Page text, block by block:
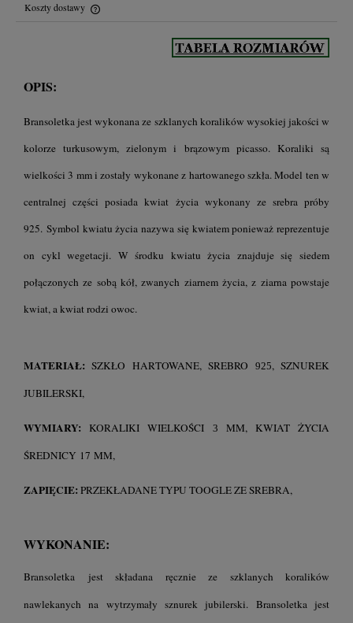
Koszty dostawy
Cena nie zawiera ewentualnych kosztów płatności
OPIS:
Bransoletka jest wykonana ze szklanych koralików wysokiej jakości w
kolorze turkusowym, zielonym i brązowym picasso. Koraliki są
wielkości 3 mm i zostały wykonane z hartowanego szkła. Model ten w
centralnej części posiada kwiat życia wykonany ze srebra próby
925. Symbol kwiatu życia nazywa się kwiatem ponieważ reprezentuje
on cykl wegetacji. W środku kwiatu życia znajduje się siedem
połączonych ze sobą kół, zwanych ziarnem życia, z ziarna powstaje
kwiat, a kwiat rodzi owoc.
MATERIAŁ: SZKŁO HARTOWANE, SREBRO 925, SZNUREK
JUBILERSKI,
WYMIARY: KORALIKI WIELKOŚCI 3
MM, KWIAT ŻYCIA
ŚREDNICY 17 MM,
ZAPIĘCIE: PRZEKŁADANE TYPU TOOGLE ZE SREBRA,
WYKONANIE:
Bransoletka jest składana ręcznie ze szklanych koralików
nawlekanych na wytrzymały sznurek jubilerski. Bransoletka jest